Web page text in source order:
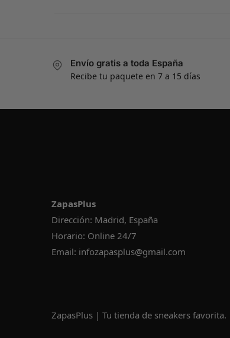
Envío gratis a toda España
Recibe tu paquete en 7 a 15 días
ZapasPlus
Dirección: Madrid, España
Horario: Online 24/7
Email: infozapasplus@gmail.com
ZapasPlus | Tu tienda de sneakers favorita.